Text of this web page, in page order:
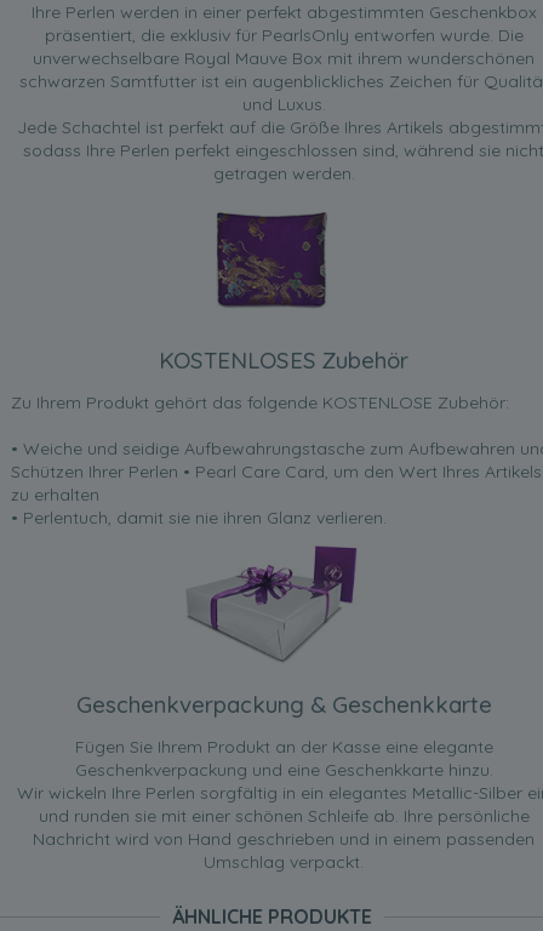
Ihre Perlen werden in einer perfekt abgestimmten Geschenkbox
präsentiert, die exklusiv für PearlsOnly entworfen wurde. Die
unverwechselbare Royal Mauve Box mit ihrem wunderschönen
schwarzen Samtfutter ist ein augenblickliches Zeichen für
und Luxus.
Jede Schachtel ist perfekt auf die Größe Ihres Artikels
sodass Ihre Perlen perfekt eingeschlossen sind, während sie nicht
getragen werden.
KOSTENLOSES Zubehör
Zu Ihrem Produkt gehört das folgende KOSTENLOSE Zubehör:
• Weiche und seidige Aufbewahrungstasche zum Aufbewahren
Schützen Ihrer Perlen • Pearl Care Card, um den Wert Ihres Artikels
zu erhalten
• Perlentuch, damit sie nie ihren Glanz verlieren.
Geschenkverpackung & Geschenkkarte
Fügen Sie Ihrem Produkt an der Kasse eine elegante
Geschenkverpackung und eine Geschenkkarte hinzu.
Wir wickeln Ihre Perlen sorgfältig in ein elegantes Metallic-Silber
und runden sie mit einer schönen Schleife ab. Ihre persönliche
Nachricht wird von Hand geschrieben und in einem passenden
Umschlag verpackt.
ÄHNLICHE PRODUKTE